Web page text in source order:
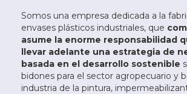
Somos una empresa dedicada a la
envases plásticos industriales, que
asume la enorme responsabilidad
llevar adelante una estrategia de
basada en el desarrollo sostenible
bidones para el sector agropecuario y
industria de la pintura,